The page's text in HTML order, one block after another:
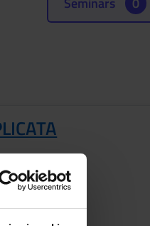
SANITARIE